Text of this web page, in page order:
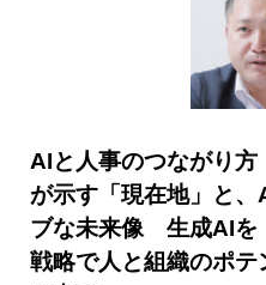
AIと人事のつながり
が示す「現在地」と、
ブな未来像 生成AIを
戦略で人と組織のポテ